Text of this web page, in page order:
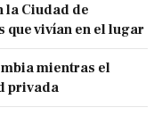
la Ciudad de
que vivían en el lugar
mientras el
privada